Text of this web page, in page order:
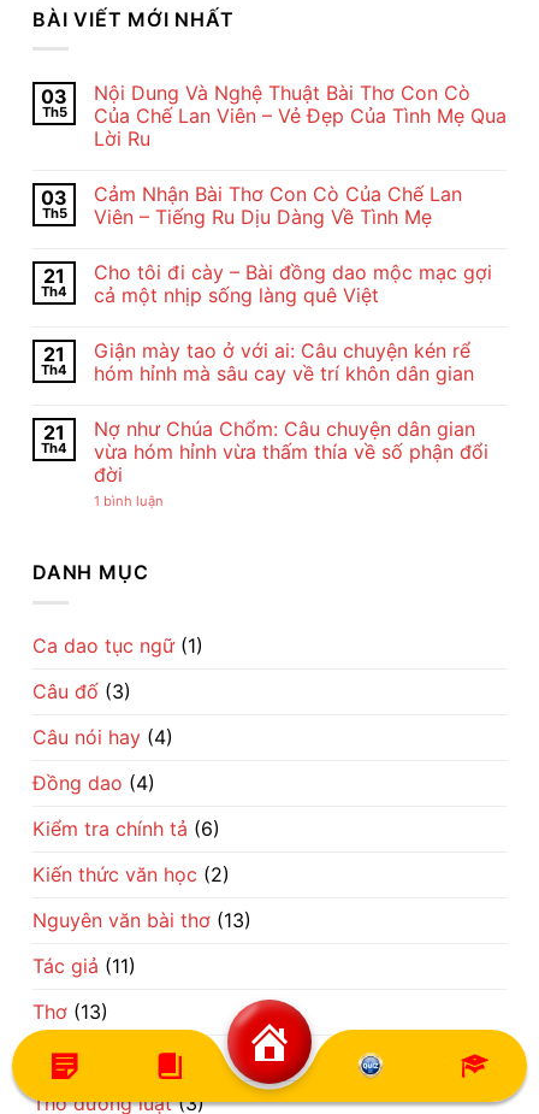
BÀI VIẾT MỚI NHẤT
03
Th5
Nội Dung Và Nghệ Thuật Bài Thơ Con Cò
Của Chế Lan Viên – Vẻ Đẹp Của Tình Mẹ Qua
Lời Ru
bình
luận
ở
Và
Nghệ
Thuật
Con
Cò
Của
Viên
–
Vẻ
Đẹp
Của
Tình
Ru
03
Th5
Cảm Nhận Bài Thơ Con Cò Của Chế Lan
Viên – Tiếng Ru Dịu Dàng Về Tình Mẹ
bình
luận
ở
Bài
Thơ
Con
Chế
Lan
Viên
–
Tiếng
Ru
Tình
21
Th4
Cho tôi đi cày – Bài đồng dao mộc mạc gợi
cả một nhịp sống làng quê Việt
bình
luận
ở
đi
cày
–
Bài
đồng
dao
cả
quê
21
Th4
Giận mày tao ở với ai: Câu chuyện kén rể
hóm hỉnh mà sâu cay về trí khôn dân gian
bình
luận
ở
Giận
mày
tao
Câu
chuyện
hỉnh
sâu
cay
trí
khôn
gian
21
Th4
Nợ như Chúa Chổm: Câu chuyện dân gian
vừa hóm hỉnh vừa thấm thía về số phận đổi
đời
1 bình luận
vừa
hóm
về
số
DANH MỤC
Ca dao tục ngữ(1)
Câu đố (3)
Câu nói hay (4)
Đồng dao (4)
Kiểm tra chính tả (6)
Kiến thức văn học (2)
Nguyên văn bài thơ (13)
Tác giả (11)
Thơ (13)
Thơ dân gian
(1)
Thơ đường luật(3)